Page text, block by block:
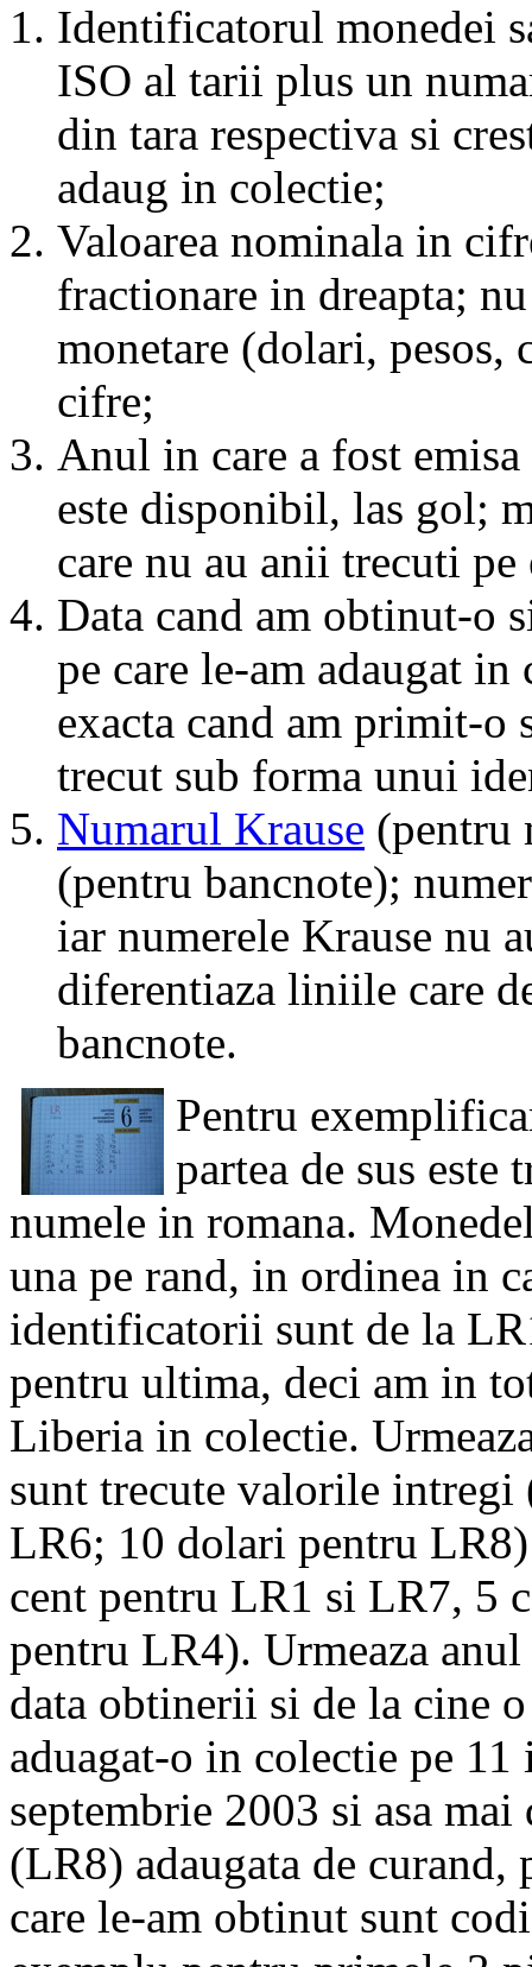
Identificatorul monedei
ISO al tarii plus un
din tara respectiva si
adaug in colectie;
Valoarea nominala in
fractionare in dreapta;
monetare (dolari, pesos,
cifre;
Anul in care a fost emisa
este disponibil, las gol;
care nu au anii trecuti pe
Data cand am obtinut-o
pe care le-am adaugat
exacta cand am primit-o
trecut sub forma unui
Numarul Krause (pentru
(pentru bancnote);
iar numerele Krause nu
diferentiaza liniile care
bancnote.
Pentru
partea de sus
numele in romana.
una pe rand, in ordinea in
identificatorii sunt de la
pentru ultima, deci am in
Liberia in colectie.
sunt trecute valorile
LR6; 10 dolari pentru
cent pentru LR1 si LR7, 5
pentru LR4). Urmeaza
data obtinerii si de la cine
aduagat-o in colectie pe
septembrie 2003 si asa
(LR8) adaugata de curand,
care le-am obtinut sunt